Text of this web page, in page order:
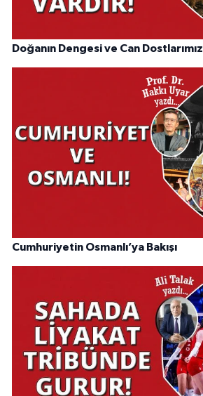
Doğanın Dengesi ve Can Dostlarımız
Cumhuriyetin Osmanlı’ya Bakışı